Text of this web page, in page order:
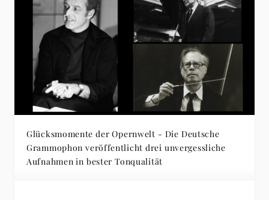
Glücksmomente der Opernwelt - Die Deutsche
Grammophon veröffentlicht drei unvergessliche
Aufnahmen in bester Tonqualität